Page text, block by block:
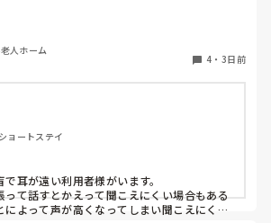
声で、ゆっくり耳元でお話しする」とい
す。
ていただける方なので何とか理解しても
ことがあります。
このような方と関わる際に工夫している
かけずに意思疎通ができる良い方法など
す。
人ホーム
4 ・ 3日前
ョートステイ
耳が遠い利用者様がいます。
って話すとかえって聞こえにくい場合もある
によって声が高くなってしまい聞こえにくい